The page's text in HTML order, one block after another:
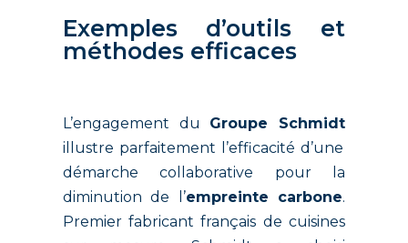
Exemples d’outils et
méthodes efficaces
L’engagement du Groupe Schmidt
illustre parfaitement l’efficacité d’une
démarche collaborative pour la
diminution de l’empreinte carbone.
Premier fabricant français de cuisines